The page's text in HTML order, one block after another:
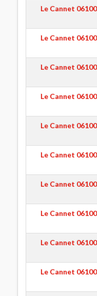
Le Cannet 06100
Le Cannet 06100
Le Cannet 06100
Le Cannet 06100
Le Cannet 06100
Le Cannet 06100
Le Cannet 06100
Le Cannet 06100
Le Cannet 06100
Le Cannet 06100